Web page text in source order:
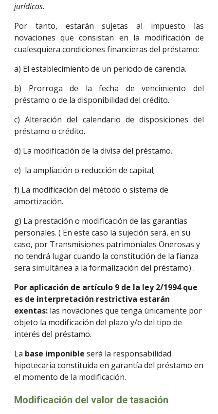
jurídicos.
Por tanto, estarán sujetas al impuesto las
novaciones que consistan en la modificación de
cualesquiera condiciones financieras del préstamo:
a) El establecimiento de un periodo de carencia.
b) Prorroga de la fecha de vencimiento del
préstamo o de la disponibilidad del crédito.
c) Alteración del calendario de disposiciones del
préstamo o crédito.
d) La modificación de la divisa del préstamo.
e) la ampliación o reducción de capital;
f) La modificación del método o sistema de
amortización.
g) La prestación o modificación de las garantías
personales. ( En este caso la sujeción será, en su
caso, por Transmisiones patrimoniales Onerosas y
no tendrá lugar cuando la constitución de la fianza
sera simultánea a la formalización del préstamo) .
Por aplicación de artículo 9 de la ley 2/1994 que
es de interpretación restrictiva estarán
exentas: las novaciones que tenga únicamente por
objeto la modificación del plazo y/o del tipo de
interés del préstamo.
La base imponible será la responsabilidad
hipotecaria constituida en garantía del préstamo en
el momento de la modificación.
Modificación del valor de tasación